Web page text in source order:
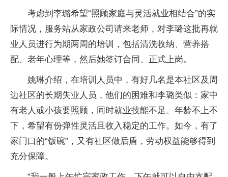
考虑到李璐希望“照顾家庭与灵活就业相结合”的实
际情况，服务站从家政公司请来老师，对李璐这批再就
业人员进行为期两周的培训，包括清洗收纳、营养搭
配、老年心理等，然后她签订合同、正式上岗。
姚琳介绍，在培训人员中，有好几名是本社区及周
边社区的长期失业人员，他们的困难和李璐类似：家中
有老人或小孩要照顾，同时就业技能不足、年龄不上不
下，希望有份弹性灵活且收入稳定的工作。如今，有了
家门口的“饭碗”，又有社区做后盾，劳动权益能够得到
充分保障。